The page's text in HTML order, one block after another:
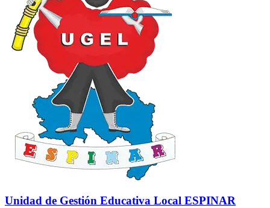
Unidad de Gestión Educativa Local ESPINAR